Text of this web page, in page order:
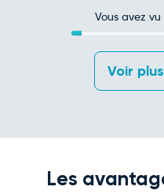
Vous avez vu
Les